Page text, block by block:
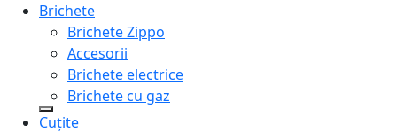
Brichete
Brichete Zippo
Accesorii
Brichete electrice
Brichete cu gaz
Cuțite